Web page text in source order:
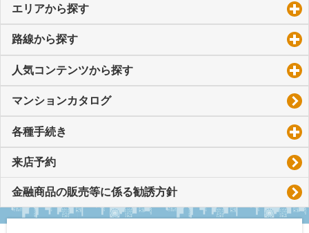
エリアから探す
路線から探す
人気コンテンツから探す
マンションカタログ
各種手続き
来店予約
金融商品の販売等に係る勧誘方針